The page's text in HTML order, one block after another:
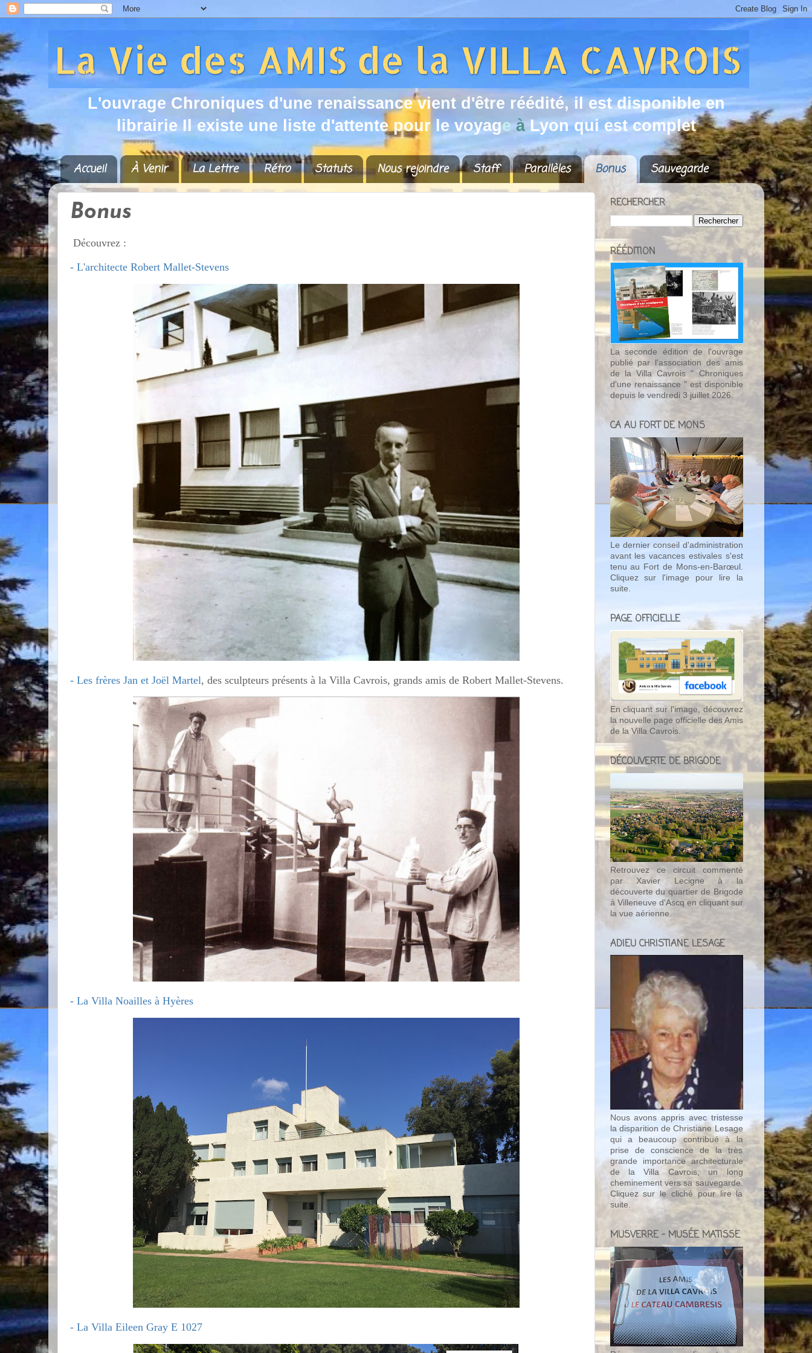
L'ouvrage C hroniques d 'une renaissance vient d'être rééd ité, il est disponible en
i brairie I existe une iste d 'attente pour e voyage à Lyon qui est complet
Accueil À Venir La Lettre Rétro Statuts Nous rejoindre Staff Parallèles Bonus Sauvegarde
Bonus
Découvrez :
- L'architecte Robert Mallet-Stevens
- Les frères Jan et Joël Martel, des sculpteurs présents à la Villa Cavrois, grands amis de Robert Mallet-Stevens.
- La Villa Noailles à Hyères
- La Villa Eileen Gray E 1027
RECHERCHER
RÉÉDITION
La seconde édition de l'ouvrage
publié par l'association des amis
de la Villa Cavrois " Chroniques
d'une renaissance " est disponible
depuis le vendredi 3 juillet 2026.
CA AU FORT DE MONS
Le dernier conseil d'administration
avant les vacances estivales s'est
tenu au Fort de Mons-en-Barœul.
Cliquez sur l'image pour lire la
suite.
PAGE OFFICIELLE
En cliquant sur l'image, découvrez
la nouvelle page officielle des Amis
de la Villa Cavrois.
DÉCOUVERTE DE BRIGODE
Retrouvez ce circuit commenté
par Xavier Lecigne à la
découverte du quartier de Brigode
à Villeneuve d'Ascq en cliquant sur
la vue aérienne.
ADIEU CHRISTIANE LESAGE
Nous avons appris avec tristesse
la disparition de Christiane Lesage
qui a beaucoup contribué à la
prise de conscience de la très
grande importance architecturale
de la Villa Cavrois, un long
cheminement vers sa sauvegarde.
Cliquez sur le cliché pour lire la
suite.
MUSVERRE - MUSÉE MATISSE